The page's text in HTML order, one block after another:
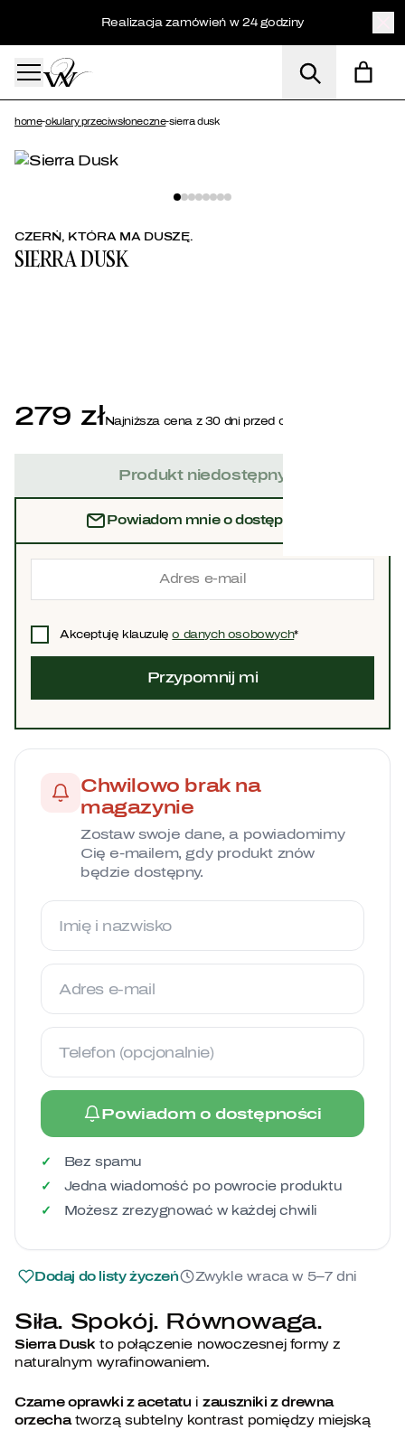
Realizacja zamówień w 24 godziny
home-okulary przeciwsłoneczne-sierra dusk
CZERŃ, KTÓRA MA DUSZĘ.
SIERRA DUSK
279 złNajniższa cena z 30 dni przed obniżką:
Produkt niedostępny
Powiadom mnie o dostępności
Akceptuję klauzulęo danych osobowych*
Chwilowo brak na
magazynie
Zostaw swoje dane, a powiadomimy
Cię e-mailem, gdy produkt znów
będzie dostępny.
Imię i nazwisko
Adres e-mail
Telefon (opcjonalnie)
Powiadom o dostępności
Bez spamu
Jedna wiadomość po powrocie produktu
Możesz zrezygnować w każdej chwili
Dodaj do listy życzeń Zwykle wraca w 5–7 dni
Siła. Spokój. Równowaga.
Sierra Dusk to połączenie nowoczesnej formy z
naturalnym wyrafinowaniem.
Czarne oprawki z acetatu izauszniki z drewna
orzechatworzą subtelny kontrast pomiędzy miejską